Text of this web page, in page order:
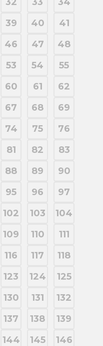
39 40
41
46 47
48
53 54
55
60 61
62
67 68
69
74 75
76
81 82
83
88 89
90
95 96
97
102 103
104
109 110
111
116 117
118
123 124
125
130 131
132
137 138
139
144 145
146